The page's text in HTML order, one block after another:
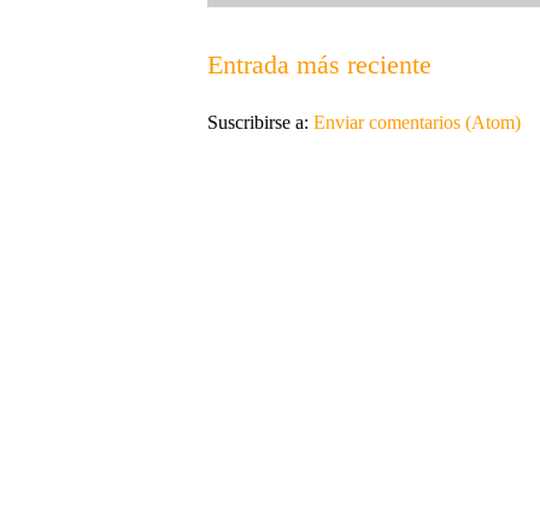
Entrada más reciente
Suscribirse a: Enviar comentarios (Atom)